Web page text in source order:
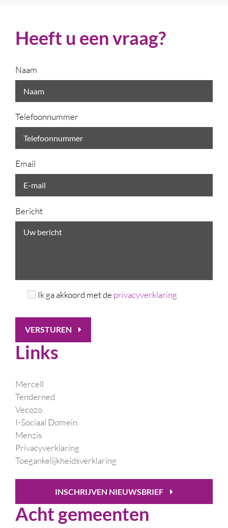
Heeft u een vraag?
Naam
Telefoonnummer
Email
Bericht
Ik ga akkoord met de privacyverklaring
VERSTUREN
Links
Mercell
Tenderned
Vecozo
I-Sociaal Domein
Menzis
Privacyverklaring
Toegankelijkheidsverklaring
INSCHRIJVEN NIEUWSBRIEF
Acht gemeenten